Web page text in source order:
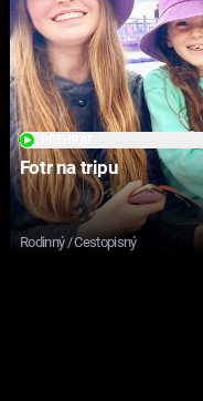
Fotr na tripu
Rodinný / Cestopisný